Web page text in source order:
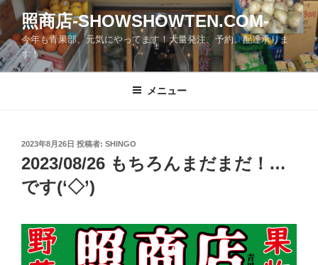
コ
テ
ン
ツ
照商店-SHOWSHOWTEN.COM-
今年も青果部、元気にやってます！大量発注、予約、配達承りま
す！
メニュー
投
稿
日:
2023年8月26日 投稿者: SHINGO
2023/08/26 もちろんまだまだ！…
です(‘◇’)ゞ